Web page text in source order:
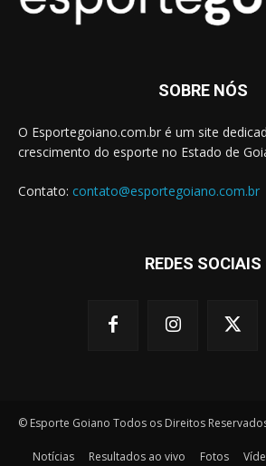
SOBRE NÓS
O Esportegoiano.com.br é um site
crescimento do esporte no Estado de
Contato: contato@esportegoiano.com.br
REDES SOCIAIS
© Esporte Goiano Todos os Direitos
Notícias Resultados ao vivo Fotos